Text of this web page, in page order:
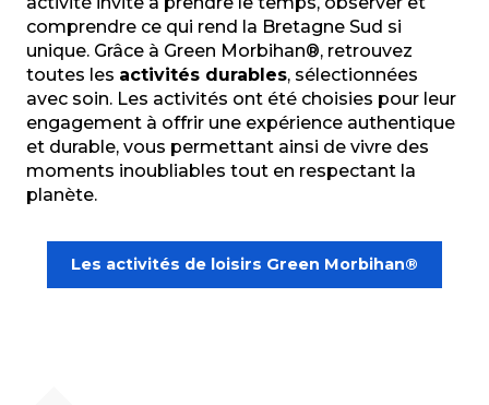
comprendre ce qui rend la Bretagne Sud si
unique. Grâce à Green Morbihan®, retrouvez
toutes les activités durables, sélectionnées
avec soin. Les activités ont été choisies pour leur
engagement à offrir une expérience authentique
et durable, vous permettant ainsi de vivre des
moments inoubliables tout en respectant la
planète.
Les activités de loisirs Green Morbihan®